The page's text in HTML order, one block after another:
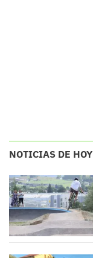
NOTICIAS DE HOY